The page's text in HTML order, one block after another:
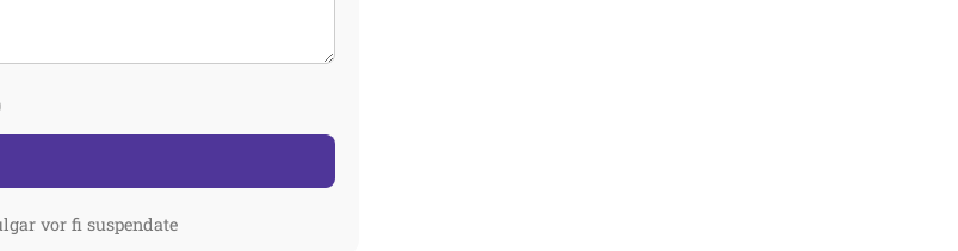
vor fi suspendate